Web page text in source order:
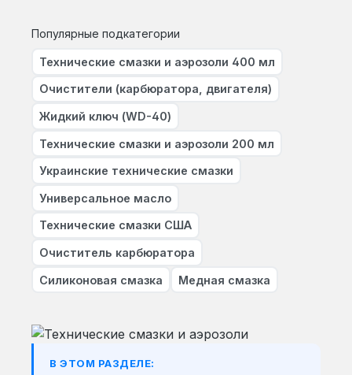
Популярные подкатегории
Технические смазки и аэрозоли 400 мл
Очистители (карбюратора, двигателя)
Жидкий ключ (WD-40)
Технические смазки и аэрозоли 200 мл
Украинские технические смазки
Универсальное масло
Технические смазки США
Очиститель карбюратора
Силиконовая смазка Медная смазка
В ЭТОМ РАЗДЕЛЕ: